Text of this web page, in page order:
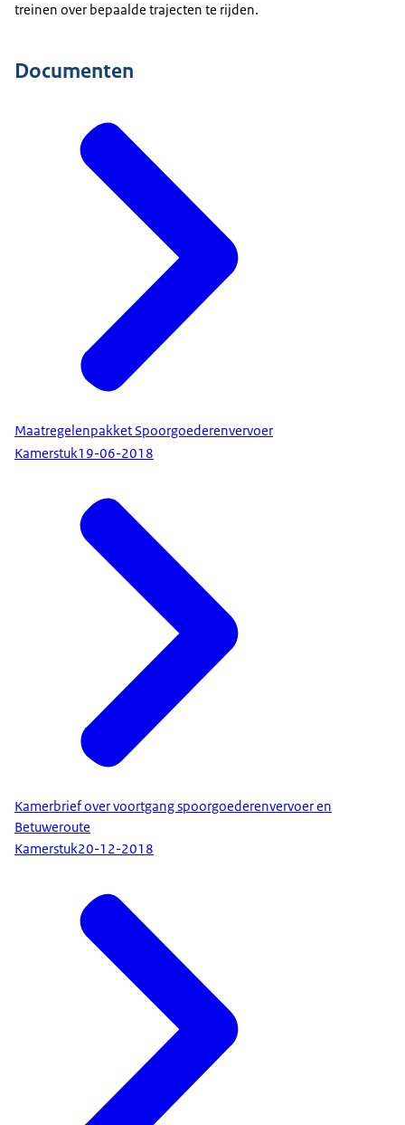
treinen over bepaalde trajecten te rijden.
Documenten
Maatregelenpakket Spoorgoederenvervoer
Kamerstuk19-06-2018
Kamerbrief over voortgang spoorgoederenvervoer en
Betuweroute
Kamerstuk20-12-2018